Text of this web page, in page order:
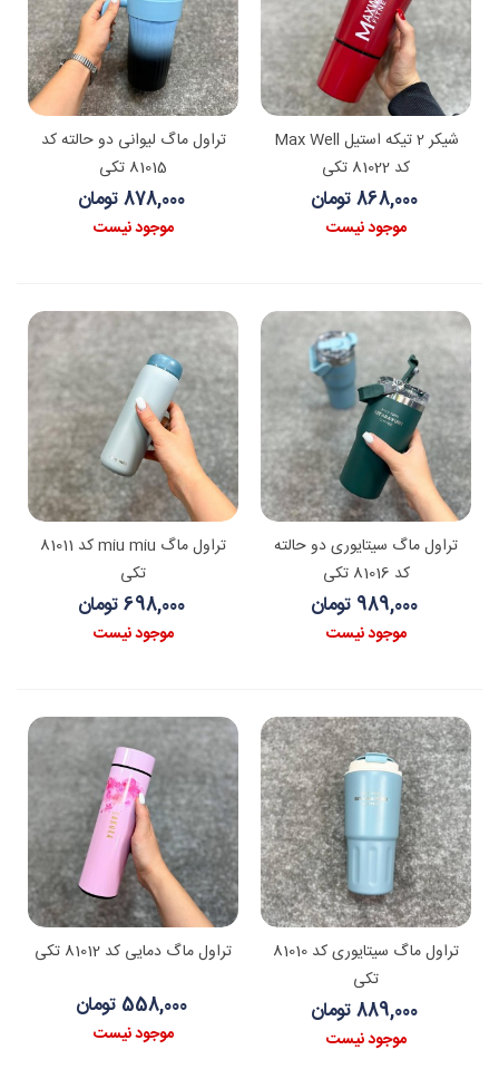
شیکر 2 تیکه استیل Max Well
کد 81022 تکی
868,000 تومان
موجود نیست
تراول ماگ لیوانی دو حالته کد
81015 تکی
878,000 تومان
موجود نیست
تراول ماگ سیتایوری دو حالته
کد 81016 تکی
989,000 تومان
موجود نیست
تراول ماگ miu miu کد 81011
تکی
698,000 تومان
موجود نیست
تراول ماگ سیتایوری کد 81010
تکی
889,000 تومان
موجود نیست
تراول ماگ دمایی کد 81012 تکی
558,000 تومان
موجود نیست